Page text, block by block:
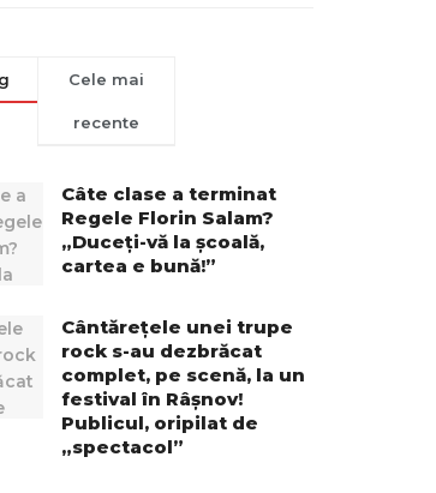
Cele mai
recente
Câte clase a terminat
Regele Florin Salam?
„Duceți-vă la școală,
cartea e bună!”
Cântărețele unei trupe
rock s-au dezbrăcat
complet, pe scenă, la un
festival în Râșnov!
Publicul, oripilat de
„spectacol”